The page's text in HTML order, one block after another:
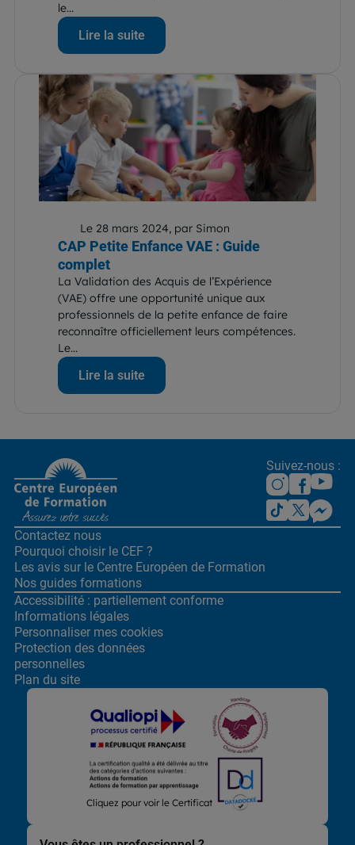
le...
Lire la suite
Le 28 mars 2024, par Simon
CAP Petite Enfance VAE : Guide
complet
La Validation des Acquis de l’Expérience
(VAE) offre une opportunité unique aux
professionnels de la petite enfance de faire
reconnaître officiellement leurs compétences.
Le...
Lire la suite
Suivez-nous :
Cliquez pour voir le Certificat
Contactez nous
Pourquoi choisir le CEF ?
Les avis sur le Centre Européen de Formation
Nos guides formations
Accessibilité : partiellement conforme
Informations légales
Personnaliser mes cookies
Protection des données
personnelles
Plan du site
Lors de la navigation sur notre site, nous recueillons et traitons
des données vous concernant qui nous permettent de vous
de vous adresser, directement ou via des partenaires, des